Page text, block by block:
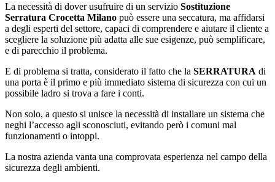
La necessità di dover usufruire di un servizio Sostituzione
Serratura Crocetta Milano può essere una seccatura, ma affidarsi
a degli esperti del settore, capaci di comprendere e aiutare il cliente a
scegliere la soluzione più adatta alle sue esigenze, può semplificare,
e di parecchio il problema.
E di problema si tratta, considerato il fatto che la SERRATURA di
una porta è il primo e più immediato sistema di sicurezza con cui un
possibile ladro si trova a fare i conti.
Non solo, a questo si unisce la necessità di installare un sistema che
neghi l’accesso agli sconosciuti, evitando però i comuni mal
funzionamenti o intoppi.
La nostra azienda vanta una comprovata esperienza nel campo della
sicurezza degli ambienti.